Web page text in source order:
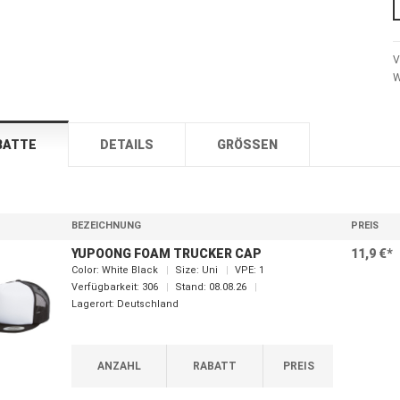
DETAILS GRÖSSEN
BEZEICHNUNG PREIS
YUPOONG FOAM TRUCKER CAP
Color: White Black Size: Uni VPE: 1
Verfügbarkeit: 306 Stand: 08.08.26
Lagerort: Deutschland
ANZAHL RABATT PREIS
11,9 €*